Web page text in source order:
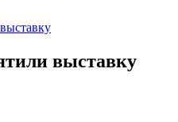
выставку